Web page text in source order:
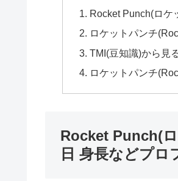
Rocket Punch(ロケ
ロケットパンチ
TMI(豆知識)から見
ロケットパンチ
Rocket Punch(
日 身長などプロ